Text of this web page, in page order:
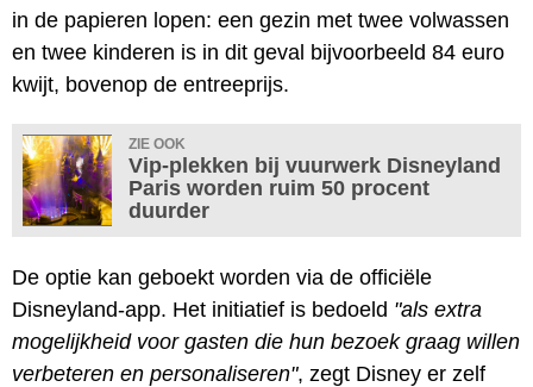
in de papieren lopen: een gezin met twee volwassen
en twee kinderen is in dit geval bijvoorbeeld 84 euro
kwijt, bovenop de entreeprijs.
ZIE OOK
Vip-plekken bij vuurwerk Disneyland
Paris worden ruim 50 procent
duurder
De optie kan geboekt worden via de officiële
Disneyland-app. Het initiatief is bedoeld "als extra
mogelijkheid voor gasten die hun bezoek graag willen
verbeteren en personaliseren", zegt Disney er zelf